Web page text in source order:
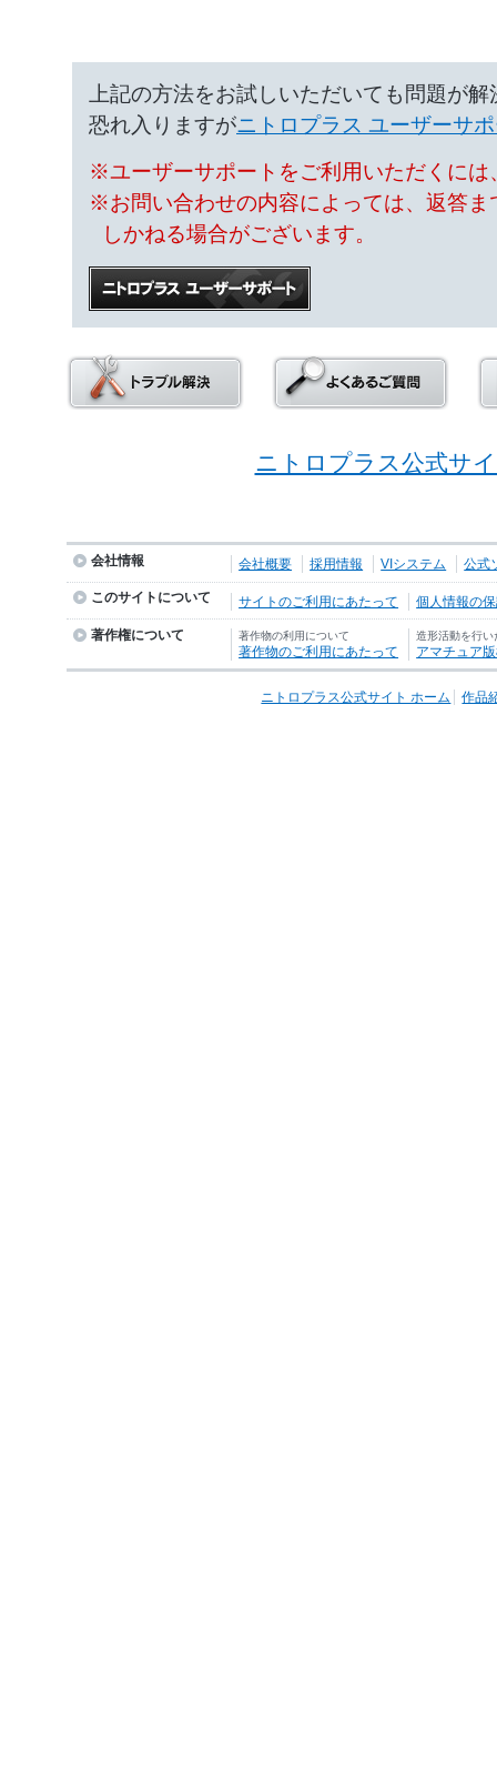
上記の方法をお試しいただいても問題が
恐れ入りますがニトロプラス ユーザーサ
※ユーザーサポートをご利用いただくに
※お問い合わせの内容によっては、返答
しかねる場合がございます。
ニトロプラス公式サ
会社情報 会社概要 採用情報 VIシステム 公式
このサイトについて サイトのご利用にあたって 個人情報の
著作権について 著作物の利用について
著作物のご利用にあたって
造形活動を行い
アマチュア
ニトロプラス公式サイト ホーム 作品